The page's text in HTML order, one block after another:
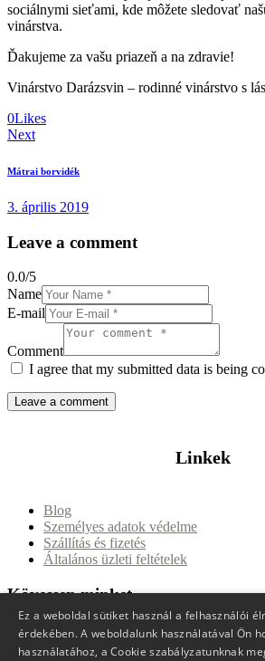
sociálnymi sieťami, kde môžete sledovať
vinárstva.
Ďakujeme za vašu priazeň a na zdravie!
Vinárstvo Darázsvin – rodinné vinárstvo s
0Likes
Bejegyzés
navigáció
Next
Mátrai borvidék
3. április 2019
Leave a comment
0.0/5
Name
E-mail
Comment
I agree that my submitted data is being
Linkek
Blog
Személyes adatok védelme
Szállítás és fizetés
Általános üzleti feltételek
Kövessen minket
Kapcsolat
Ez a weboldal sütiket használ a felhasználói
érdekében. A weboldalunk használatával Ön
használatához, a Cookie szabályzatunknak